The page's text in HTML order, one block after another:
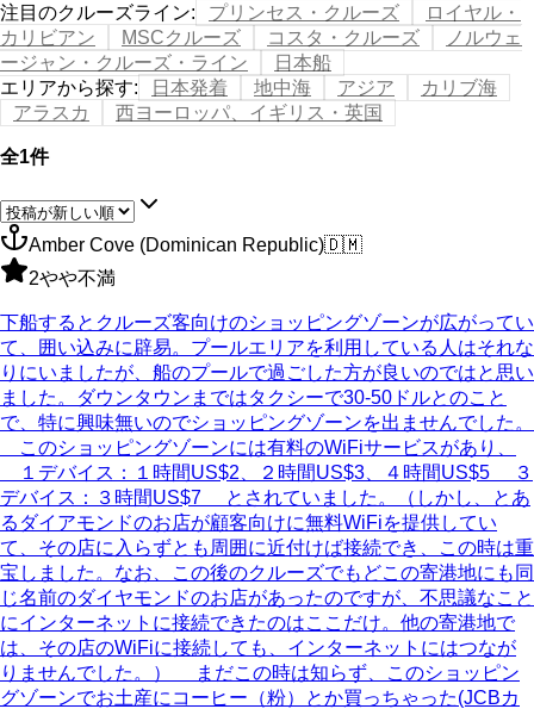
注目のクルーズライン: プリンセス・クルーズ
ロイヤル・
カリビアン
MSCクルーズ コスタ・クルーズ
ノルウェ
ージャン・クルーズ・ライン
日本船
エリアから探す: 日本発着 地中海 アジア
カリブ海
アラスカ
西ヨーロッパ、イギリス・英国
全1件
Amber Cove (Dominican Republic)🇩🇲
2やや不満
下船するとクルーズ客向けのショッピングゾーンが広がってい
て、囲い込みに辟易。プールエリアを利用している人はそれな
りにいましたが、船のプールで過ごした方が良いのではと思い
ました。ダウンタウンまではタクシーで30-50ドルとのこと
で、特に興味無いのでショッピングゾーンを出ませんでした。
このショッピングゾーンには有料のWiFiサービスがあり、
１デバイス：１時間US$2、２時間US$3、４時間US$5 ３
デバイス：３時間US$7 とされていました。（しかし、とあ
るダイアモンドのお店が顧客向けに無料WiFiを提供してい
て、その店に入らずとも周囲に近付けば接続でき、この時は重
宝しました。なお、この後のクルーズでもどこの寄港地にも同
じ名前のダイヤモンドのお店があったのですが、不思議なこと
にインターネットに接続できたのはここだけ。他の寄港地で
は、その店のWiFiに接続しても、インターネットにはつなが
りませんでした。） まだこの時は知らず、このショッピン
グゾーンでお土産にコーヒー（粉）とか買っちゃった(JCBカ